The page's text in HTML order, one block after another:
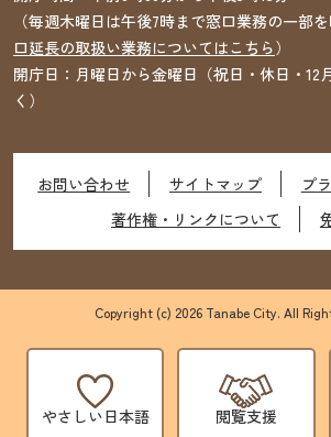
やさしい日本語 閲覧支援
（毎週木曜日は午後7時まで窓口業務の一部を
口延長の取扱い業務についてはこちら）
開庁日：月曜日から金曜日（祝日・休日・12
く）
お問い合わせ サイトマップ
プ
著作権・リンクについて
Copyright (c) 2026 Tanabe City. All